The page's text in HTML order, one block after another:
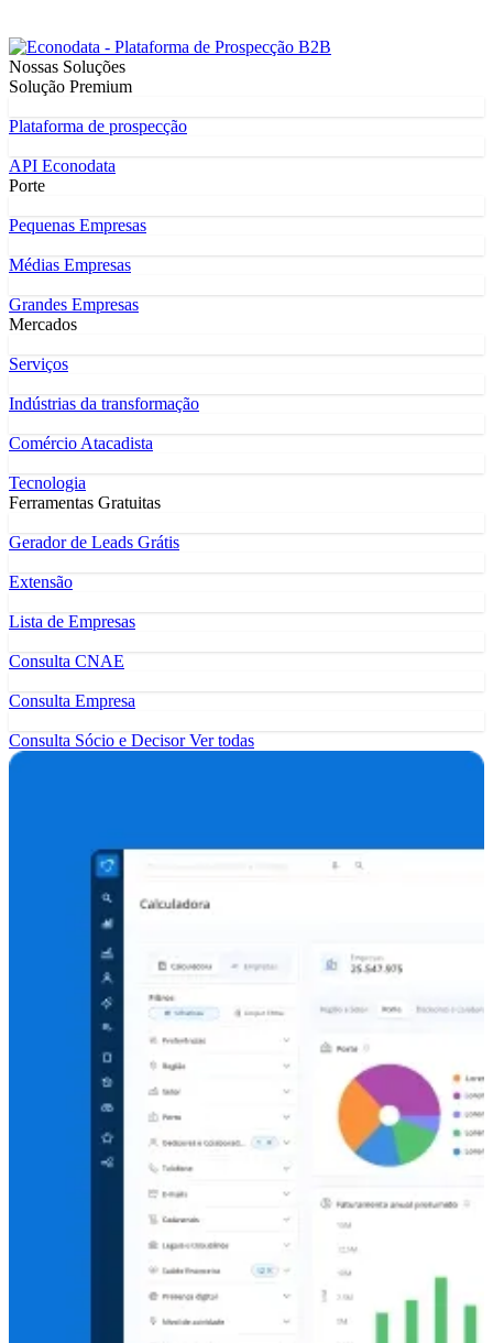
Nossas Soluções
Solução Premium
Plataforma de prospecção
API Econodata
Porte
Pequenas Empresas
Médias Empresas
Grandes Empresas
Mercados
Serviços
Indústrias da transformação
Comércio Atacadista
Tecnologia
Ferramentas Gratuitas
Gerador de Leads Grátis
Extensão
Lista de Empresas
Consulta CNAE
Consulta Empresa
Consulta Sócio e DecisorVer todas